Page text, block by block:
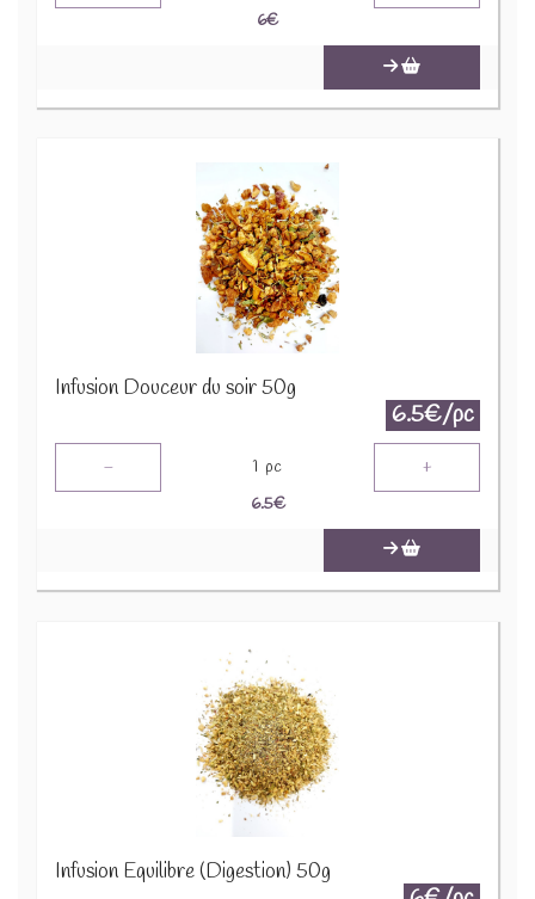
6€
Infusion Douceur du soir 50g
6.5€/pc
- 1 pc +
6.5€
Infusion Equilibre (Digestion) 50g